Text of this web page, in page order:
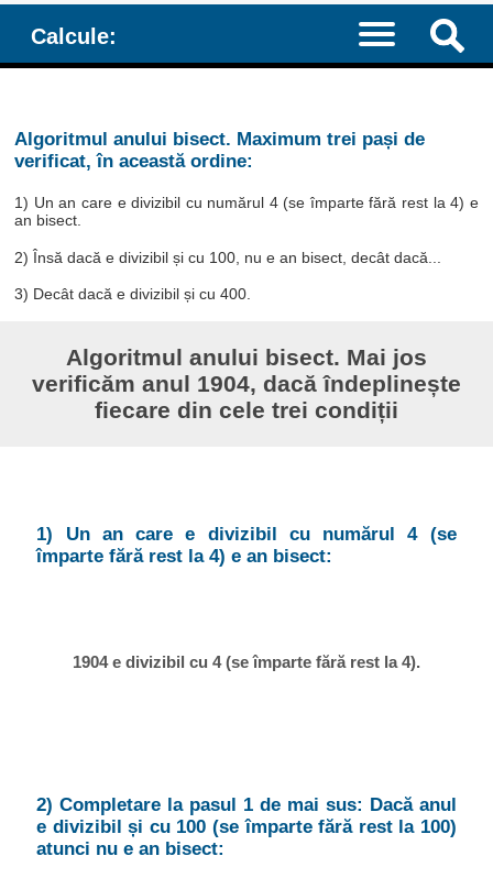
Calcule:
Algoritmul anului bisect. Maximum trei pași de
verificat, în această ordine:
1) Un an care e divizibil cu numărul 4 (se împarte fără rest la 4) e
an bisect.
2) Însă dacă e divizibil și cu 100, nu e an bisect, decât dacă...
3) Decât dacă e divizibil și cu 400.
Algoritmul anului bisect. Mai jos
verificăm anul 1904, dacă îndeplinește
fiecare din cele trei condiții
1) Un an care e divizibil cu numărul 4 (se
împarte fără rest la 4) e an bisect:
1904 e divizibil cu 4 (se împarte fără rest la 4).
2) Completare la pasul 1 de mai sus: Dacă anul
e divizibil și cu 100 (se împarte fără rest la 100)
atunci nu e an bisect: